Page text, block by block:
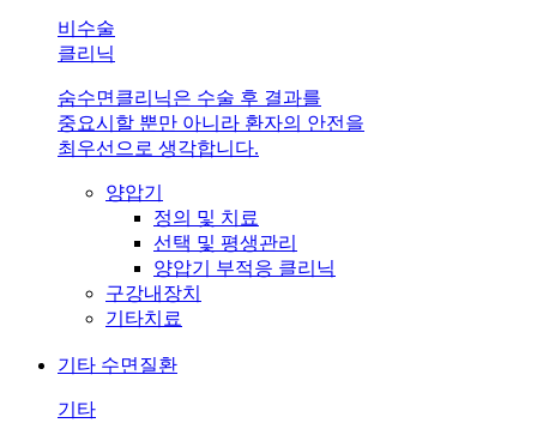
비수술
클리닉
숨수면클리닉은 수술 후 결과를
중요시할 뿐만 아니라 환자의 안전을
최우선으로 생각합니다.
양압기
정의 및 치료
선택 및 평생관리
양압기 부적응 클리닉
구강내장치
기타치료
기타 수면질환
기타